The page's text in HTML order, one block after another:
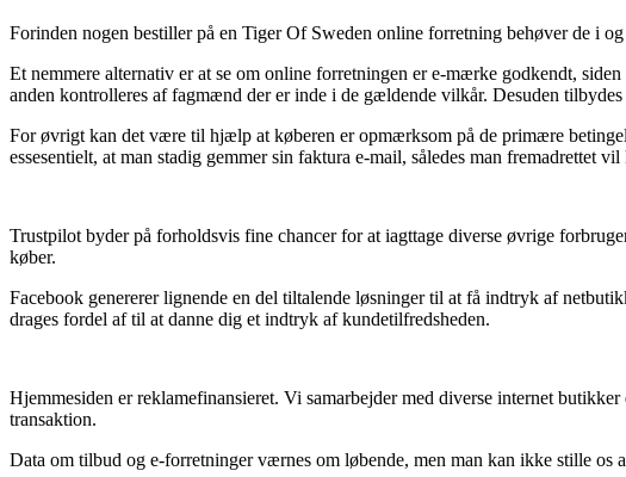
Forinden nogen bestiller på en Tiger Of Sweden online forretning behøver de i
Et nemmere alternativ er at se om online forretningen er e-mærke godkendt,
anden kontrolleres af fagmænd der er inde i de gældende vilkår. Desuden
For øvrigt kan det være til hjælp at køberen er opmærksom på de primære
essesentielt, at man stadig gemmer sin faktura e-mail, således man fremadrettet
Trustpilot byder på forholdsvis fine chancer for at iagttage diverse øvrige
køber.
Facebook genererer lignende en del tiltalende løsninger til at få indtryk af
drages fordel af til at danne dig et indtryk af kundetilfredsheden.
Hjemmesiden er reklamefinansieret. Vi samarbejder med diverse internet
transaktion.
Data om tilbud og e-forretninger værnes om løbende, men man kan ikke stille os